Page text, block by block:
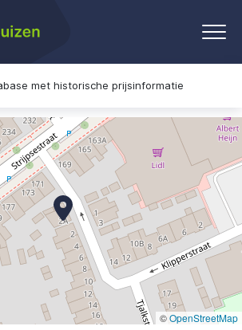
met historische prijsinformatie
©OpenStreetMap